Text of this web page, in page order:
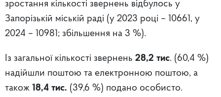
зростання кількості звернень відбулось у
Запорізькій міській раді (у 2023 році – 10661, у
2024 – 10981; збільшення на 3 %).
Із загальної кількості звернень 28,2 тис. (60,4 %)
надійшли поштою та електронною поштою, а
також 18,4 тис. (39,6 %) подано особисто.